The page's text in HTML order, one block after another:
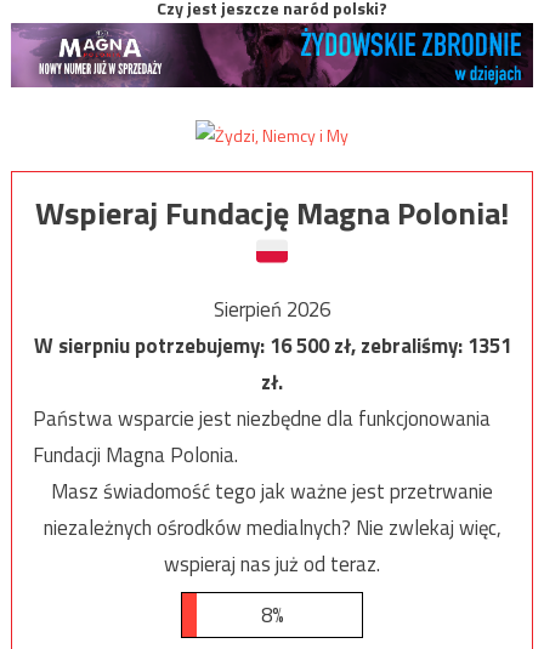
Czy jest jeszcze naród polski?
Wspieraj Fundację Magna Polonia!
Sierpień 2026
W sierpniu potrzebujemy:16 500zł, zebraliśmy:1351
zł.
Państwa wsparcie jest niezbędne dla funkcjonowania
Fundacji Magna Polonia.
Masz świadomość tego jak ważne jest przetrwanie
niezależnych ośrodków medialnych? Nie zwlekaj więc,
wspieraj nas już od teraz.
8%